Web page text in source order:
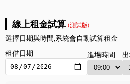
線上租金試算(測試版)
選擇日期與時間,系統會自動試算租金
租借日期
進場時間